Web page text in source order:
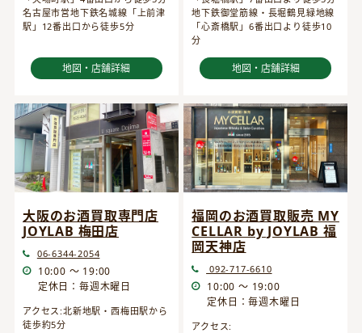
名古屋市営地下鉄名城線「上前津
駅」12番出口から徒歩5分
地図・店舗詳細
地下鉄御堂筋線・長堀鶴見緑地線
「心斎橋駅」6番出口より徒歩10
分
地図・店舗詳細
大阪のお酒買取専門店
JOYLAB 梅田店
06-6344-2054
10:00 ～ 19:00
定休日：毎週木曜日
アクセス:北新地駅・西梅田駅から
徒歩約5分
福岡のお酒買取販売 MY
CELLAR by JOYLAB 福
岡天神店
092-717-6610
10:00 ～ 19:00
定休日：毎週木曜日
アクセス: